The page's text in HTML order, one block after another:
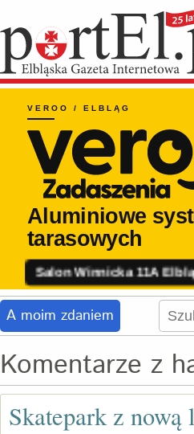
A moim zdaniem
Komentarze z
Skatepark z